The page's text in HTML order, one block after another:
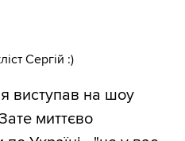
Сергій :)
виступав на шоу
миттєво